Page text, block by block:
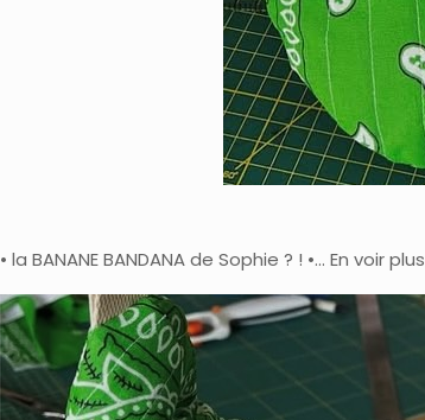
• la BANANE BANDANA de Sophie ? ! •… En voir plus